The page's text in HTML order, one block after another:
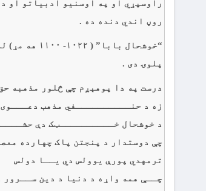
راوسپړي او په اوسنيو ادبياتو او
روڼ اندي دنده ده .
“خوشحال
پلوۍ دى .
درست په دا پوهېږم چې څلور مذهبه
زه د حنــــــــــفي مذهب
د خوشحال خــــــــــټک دې
چې دوستدار د پنجتن پاک چهارده
ترمهدي پورې يوولس دي يــا دولس
چــې همه واړه د دنيا د دين ســرور